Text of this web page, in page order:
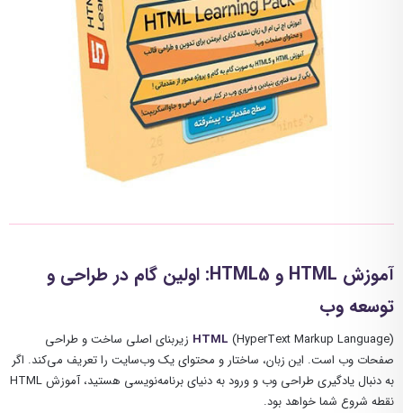
آموزش HTML و HTML5: اولین گام در طراحی و
توسعه وب
HTML (HyperText Markup Language) زیربنای اصلی ساخت و طراحی
صفحات وب است. این زبان، ساختار و محتوای یک وب‌سایت را تعریف می‌کند. اگر
به دنبال یادگیری طراحی وب و ورود به دنیای برنامه‌نویسی هستید، آموزش HTML
نقطه شروع شما خواهد بود.